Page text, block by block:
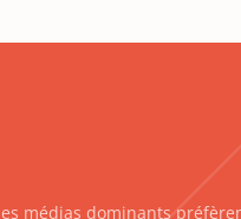
médias dominants